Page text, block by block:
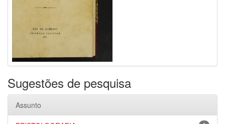
Sugestões de pesquisa
Assunto